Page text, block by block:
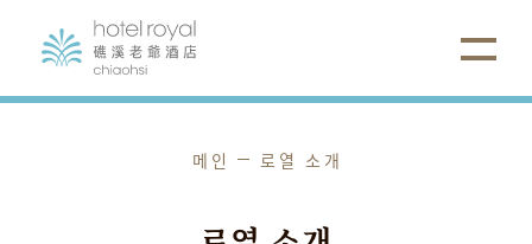
메인 로열 소개